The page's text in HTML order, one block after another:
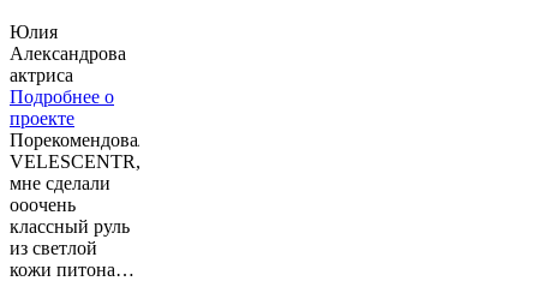
Юлия
Александрова
актриса
Подробнее о
проекте
Порекомендовали
VELESCENTR,
мне сделали
ооочень
классный руль
из светлой
кожи питона! Я